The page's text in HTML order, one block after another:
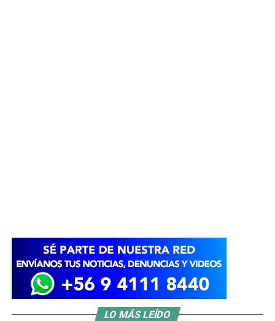
LO MÁS LEÍDO